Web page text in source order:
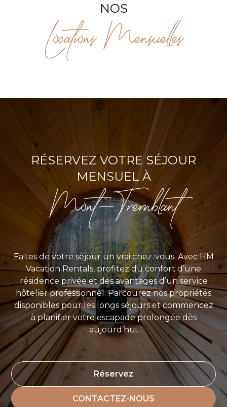
NOS
Locations Mensuelles
RÉSERVEZ VOTRE SÉJOUR
MENSUEL À
Mont-Tremblant
Faites de votre séjour un vrai chez-vous. Avec HM
Vacation Rentals, profitez du confort d’une
résidence privée et des avantages d’un service
hôtelier professionnel. Parcourez nos propriétés
disponibles pour les longs séjours et commencez
à planifier votre escapade prolongée dès
aujourd’hui.
Réservez
CONTACTEZ-NOUS